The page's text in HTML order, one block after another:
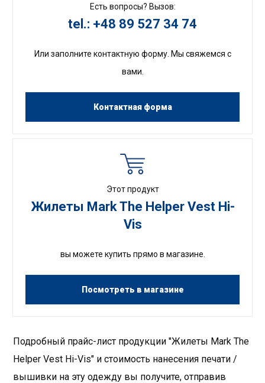
Есть вопросы? Вызов:
tel.: +48 89 527 34 74
Или заполните контактную форму. Мы свяжемся с
вами.
Контактная форма
Этот продукт
Жилеты Mark The Helper Vest Hi-
Vis
вы можете купить прямо в магазине.
Посмотреть в магазине
Подробный прайс-лист продукции "Жилеты Mark The
Helper Vest Hi-Vis" и стоимость нанесения печати /
вышивки на эту одежду вы получите, отправив